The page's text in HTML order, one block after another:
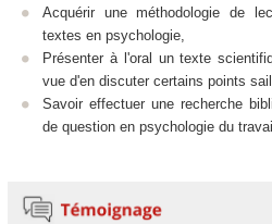
Acquérir une méthodologie de
textes en psychologie,
Présenter à l'oral un texte
vue d'en discuter certains points
Savoir effectuer une recherche
de question en psychologie du